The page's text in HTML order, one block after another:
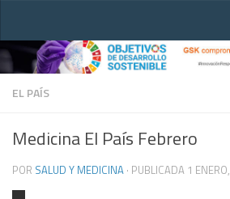
EL PAÍS
Medicina El País Febrero
POR SALUD Y MEDICINA · PUBLICADA 1